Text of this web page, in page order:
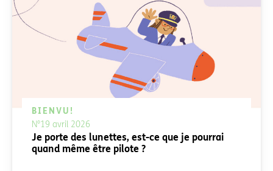
BIENVU!
N°19 avril 2026
Je porte des lunettes, est-ce que je pourrai
quand même être pilote ?